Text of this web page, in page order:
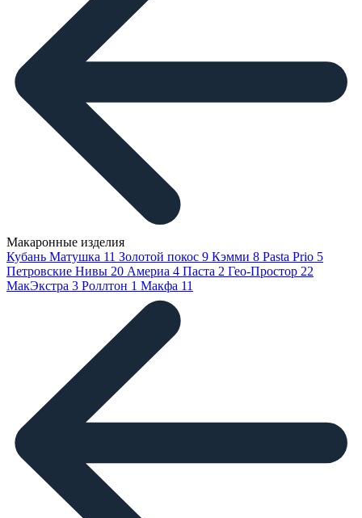
Макаронные изделия
Кубань Матушка 11 Золотой покос 9 Кэмми 8 Pasta Prio 5
Петровские Нивы 20 Америа 4 Паста 2 Гео-Простор 22
МакЭкстра 3 Роллтон 1 Макфа 11